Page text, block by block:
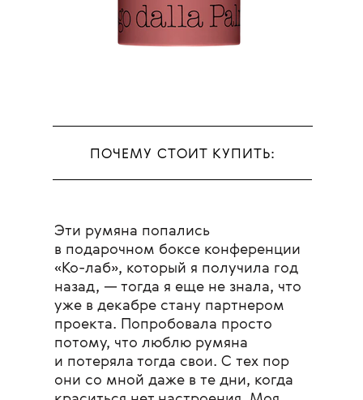
ПОЧЕМУ СТОИТ КУПИТЬ:
Эти румяна попались
в подарочном боксе конференции
«Ко-лаб», который я получила год
назад, — тогда я еще не знала, что
уже в декабре стану партнером
проекта. Попробовала просто
потому, что люблю румяна
и потеряла тогда свои. С тех пор
они со мной даже в те дни, когда